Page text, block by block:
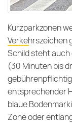
Kurzparkzonen
Verkehrszeichen
Schild steht
(30 Minuten bis
entsprechender
blaue
Zone oder